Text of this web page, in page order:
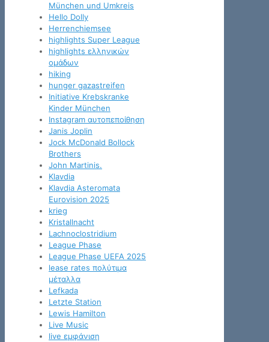
München und Umkreis
Hello Dolly
Herrenchiemsee
highlights Super League
highlights ελληνικών
ομάδων
hiking
hunger gazastreifen
Initiative Krebskranke
Kinder München
Instagram αυτοπεποίθηση
Janis Joplin
Jock McDonald Bollock
Brothers
John Martinis.
Klavdia
Klavdia Asteromata
Eurovision 2025
krieg
Kristallnacht
Lachnoclostridium
League Phase
League Phase UEFA 2025
lease rates πολύτιμα
μέταλλα
Lefkada
Letzte Station
Lewis Hamilton
Live Music
live εμφάνιση